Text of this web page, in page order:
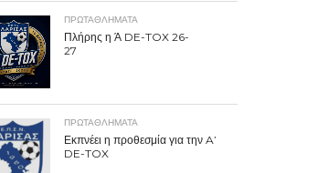
ΠΡΩΤΑΘΛΉΜΑΤΑ
Πλήρης η Ά DE-TOX 26-
27
ΠΡΩΤΑΘΛΉΜΑΤΑ
Εκπνέει η προθεσμία για την A’
DE-TOX